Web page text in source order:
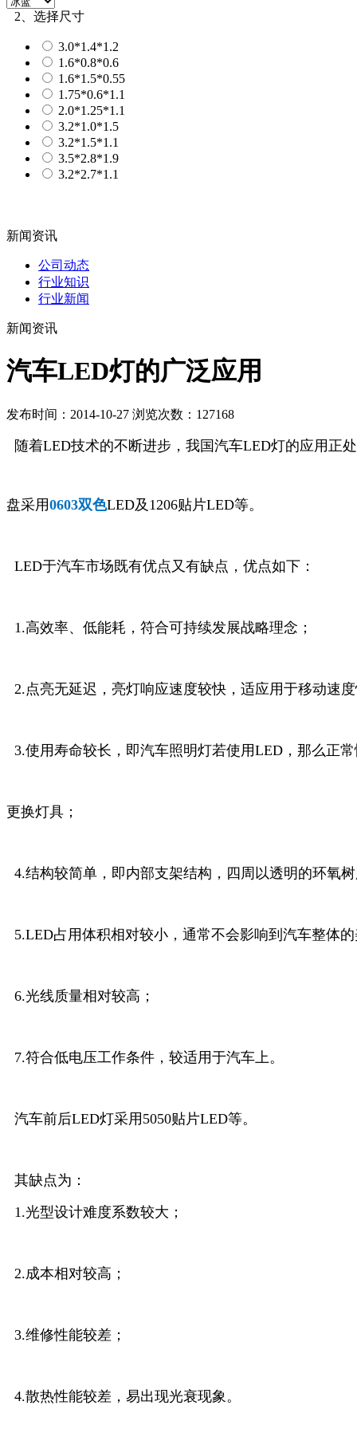
2、选择尺寸
3.0*1.4*1.2
1.6*0.8*0.6
1.6*1.5*0.55
1.75*0.6*1.1
2.0*1.25*1.1
3.2*1.0*1.5
3.2*1.5*1.1
3.5*2.8*1.9
3.2*2.7*1.1
新闻资讯
公司动态
行业知识
行业新闻
新闻资讯
汽车LED灯的广泛应用
发布时间：2014-10-27 浏览次数：127168
随着LED技术的不断进步，我国汽车LED灯的应用正
盘采用0603双色LED及1206贴片LED等。
LED于汽车市场既有优点又有缺点，优点如下：
1.高效率、低能耗，符合可持续发展战略理念；
2.点亮无延迟，亮灯响应速度较快，适应用于移动速度
3.使用寿命较长，即汽车照明灯若使用LED，那么正
更换灯具；
4.结构较简单，即内部支架结构，四周以透明的环氧
5.LED占用体积相对较小，通常不会影响到汽车整体的
6.光线质量相对较高；
7.符合低电压工作条件，较适用于汽车上。
汽车前后LED灯采用5050贴片LED等。
其缺点为：
1.光型设计难度系数较大；
2.成本相对较高；
3.维修性能较差；
4.散热性能较差，易出现光衰现象。